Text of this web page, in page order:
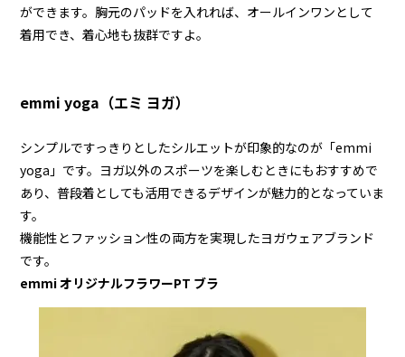
ができます。胸元のパッドを入れれば、オールインワンとして
着用でき、着心地も抜群ですよ。
emmi yoga（エミ ヨガ）
シンプルですっきりとしたシルエットが印象的なのが「emmi
yoga」です。ヨガ以外のスポーツを楽しむときにもおすすめで
あり、普段着としても活用できるデザインが魅力的となっていま
す。
機能性とファッション性の両方を実現したヨガウェアブランド
です。
emmi オリジナルフラワーPT ブラ